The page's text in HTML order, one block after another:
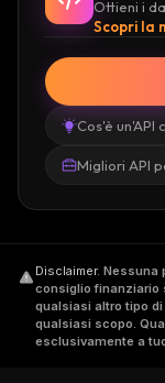
Ottieni i
Scopri la
Cos'è un'API
Migliori API
Disclaimer. Nessuna
consiglio finanziario
qualsiasi altro tipo
qualsiasi scopo.
esclusivamente a